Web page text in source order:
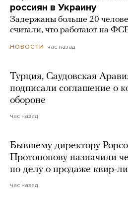
россиян в Украину
Задержаны больше 20
считали, что работают на
НОВОСТИ час назад
Турция, Саудовская
подписали соглашение о
обороне
час назад
Бывшему директору
Протопопову назначили
по делу о продаже квир-
час назад